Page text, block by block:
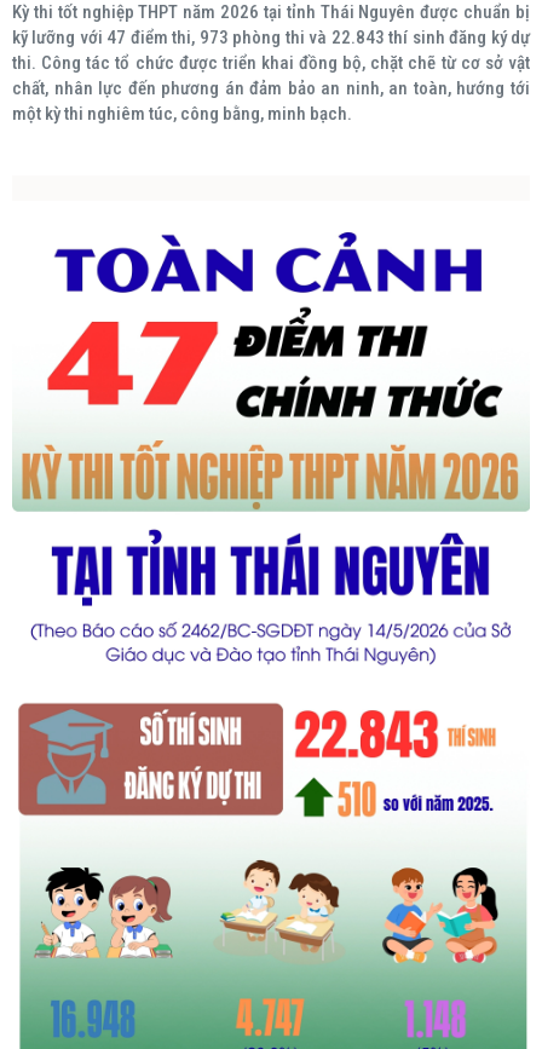
Kỳ thi tốt nghiệp THPT năm 2026 tại tỉnh Thái Nguyên được chuẩn bị
kỹ lưỡng với 47 điểm thi, 973 phòng thi và 22.843 thí sinh đăng ký dự
thi. Công tác tổ chức được triển khai đồng bộ, chặt chẽ từ cơ sở vật
chất, nhân lực đến phương án đảm bảo an ninh, an toàn, hướng tới
một kỳ thi nghiêm túc, công bằng, minh bạch.